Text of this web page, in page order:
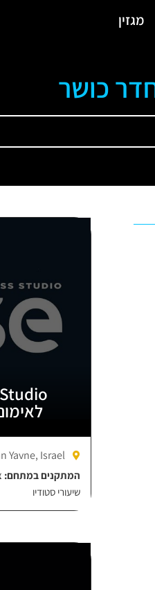
מגזין
כושר
Yavne, Israel
המתקנים במתחם:
שיעורי סטודיו